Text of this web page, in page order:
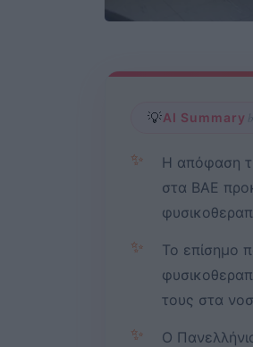
💡AI Summary
✨
Η απόφαση
στα ΒΑΕ
✨
Το επίσημο
τους στα
✨
Ο